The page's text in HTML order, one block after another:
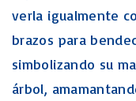
verla igualmente
brazos para
simbolizando su
árbol,